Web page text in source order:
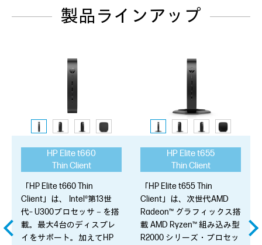
製品ラインアップ
HP Elite t660
Thin Client
「HP Elite t660 Thin
Client」は、 Intel®第13世
代– U300プロセッサ－を搭
載。最大4台のディスプレ
イをサポート。加えてHP
HP Elite t655
Thin Client
「HP Elite t655 Thin
Client」は、次世代AMD
Radeon™ グラフィックス搭
載 AMD Ryzen™ 組み込み型
R2000 シリーズ・プロセッ